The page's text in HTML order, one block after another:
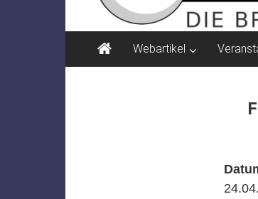
ZEITSCHRIFT
FÜR
PSYCHOSOZIALE
Webartikel